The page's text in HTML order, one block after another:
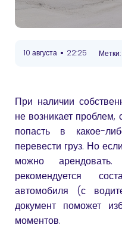
10 августа • 22:25 Метки:
При наличии
не возникает
попасть в какое-
перевести груз. Но
можно
рекомендуется
автомобиля (с
документ поможет
моментов.